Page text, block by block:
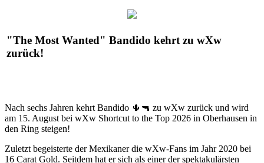
"The Most Wanted" Bandido kehrt zu wXw
zurück!
Nach sechs Jahren kehrt Bandido 🌵🔫 zu wXw zurück und wird
am 15. August bei wXw Shortcut to the Top 2026 in Oberhausen in
den Ring steigen!
Zuletzt begeisterte der Mexikaner die wXw-Fans im Jahr 2020 bei
16 Carat Gold. Seitdem hat er sich als einer der spektakulärsten